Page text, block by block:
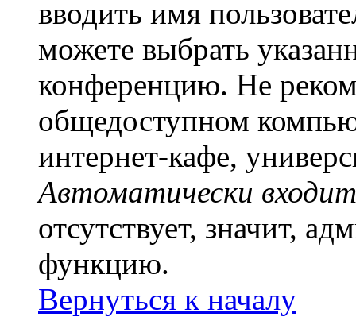
вводить имя
можете выбрать
конференцию. Не
общедоступном
интернет-кафе,
Автоматически
отсутствует, значит,
функцию.
Вернуться к началу